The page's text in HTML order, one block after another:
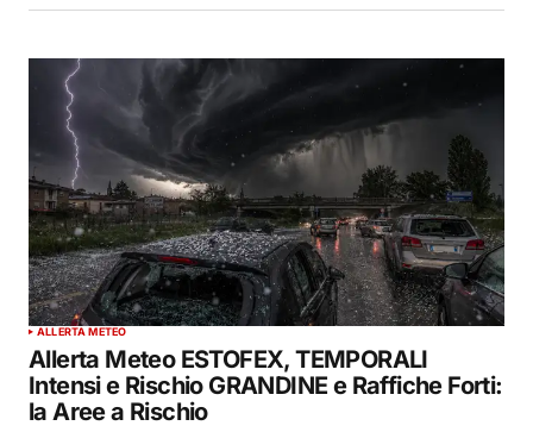
ALLERTA METEO
Allerta Meteo ESTOFEX, TEMPORALI
Intensi e Rischio GRANDINE e Raffiche Forti:
la Aree a Rischio